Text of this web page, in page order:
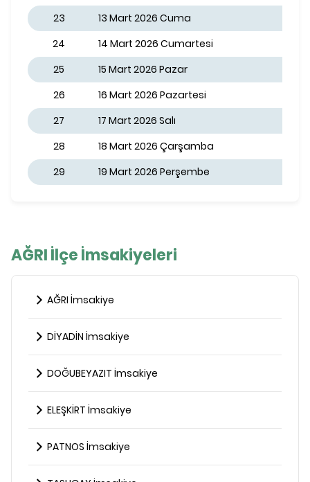
23
13 Mart 2026 Cuma
24
14 Mart 2026 Cumartesi
25
15 Mart 2026 Pazar
26
16 Mart 2026 Pazartesi
27
17 Mart 2026 Salı
28
18 Mart 2026 Çarşamba
29
19 Mart 2026 Perşembe
AĞRI İlçe İmsakiyeleri
AĞRI İmsakiye
DİYADİN İmsakiye
DOĞUBEYAZIT İmsakiye
ELEŞKİRT İmsakiye
PATNOS İmsakiye